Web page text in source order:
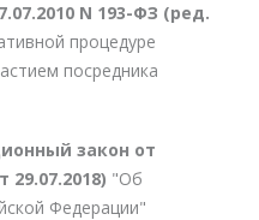
N 193-ФЗ (ред.
процедуре
посредника
закон от
29.07.2018) "Об
Федерации"